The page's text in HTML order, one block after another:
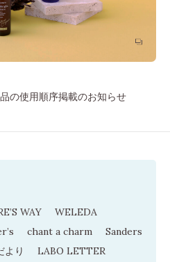
の使用順序掲載のお知らせ
WAY
WELEDA
chant a charm
Sanders
より LABO LETTER